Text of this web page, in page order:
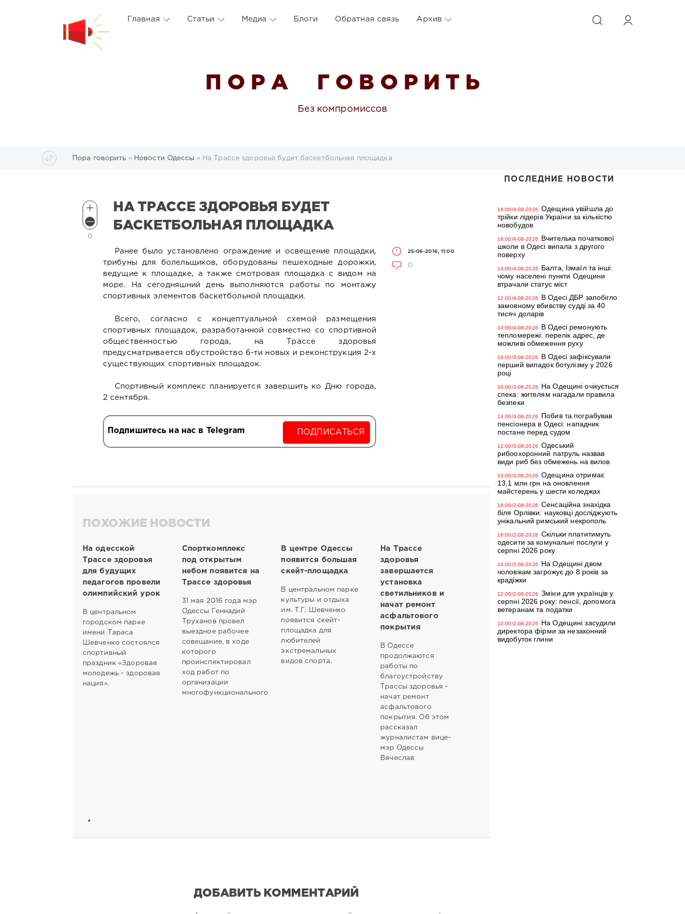
ИСКАТЬ
Главная Статьи Медиа Блоги Обратная связь Архив
П О Р А Г О В О Р И Т Ь
Без компромиссов
Пора говорить » Новости Одессы » На Трассе здоровья будет баскетбольная площадка
НА ТРАССЕ ЗДОРОВЬЯ БУДЕТ
БАСКЕТБОЛЬНАЯ ПЛОЩАДКА
25-06-2016, 11:00
0
0
Ранее было установлено ограждение и освещение площадки,
трибуны для болельщиков, оборудованы пешеходные дорожки,
ведущие к площадке, а также смотровая площадка с видом на
море. На сегодняшний день выполняются работы по монтажу
спортивных элементов баскетбольной площадки.
Всего, согласно с концептуальной схемой размещения
спортивных площадок, разработанной совместно со спортивной
общественностью города, на Трассе здоровья
предусматривается обустройство 6-ти новых и реконструкция 2-х
существующих спортивных площадок.
Спортивный комплекс планируется завершить ко Дню города,
2 сентября.
Подпишитесь на нас в Telegram ПОДПИСАТЬСЯ
ПОХОЖИЕ НОВОСТИ
На одесской
Трассе здоровья
для будущих
педагогов провели
олимпийский урок
В центральном
городском парке
имени Тараса
Шевченко состоялся
спортивный
праздник «Здоровая
молодежь - здоровая
нация».
Спорткомплекс
под открытым
небом появится на
Трассе здоровья
31 мая 2016 года мэр
Одессы Геннадий
Труханов провел
выездное рабочее
совещание, в ходе
которого
проинспектировал
ход работ по
организации
многофункционального
В центре Одессы
появится большая
скейт-площадка
В центральном парке
культуры и отдыха
им. Т.Г. Шевченко
появится скейт-
площадка для
любителей
экстремальных
видов спорта.
На Трассе
здоровья
завершается
установка
светильников и
начат ремонт
асфальтового
покрытия
В Одессе
продолжаются
работы по
благоустройству
Трассы здоровья -
начат ремонт
асфальтового
покрытия. Об этом
рассказал
журналистам вице-
мэр Одессы
Вячеслав
ДОБАВИТЬ КОММЕНТАРИЙ
ПОСЛЕДНИЕ НОВОСТИ
18:00/4-08-2026
Одещина увійшла до
трійки лідерів України за кількістю
новобудов
16:00/4-08-2026
Вчителька початкової
школи в Одесі випала з другого
поверху
14:00/4-08-2026
Балта, Ізмаїл та інші:
чому населені пункти Одещини
втрачали статус міст
12:00/4-08-2026
В Одесі ДБР запобігло
замовному вбивству судді за 40
тисяч доларів
10:00/4-08-2026
В Одесі ремонують
тепломережі: перелік адрес, де
можливі обмеження руху
18:00/3-08-2026
В Одесі зафіксували
перший випадок ботулізму у 2026
році
16:00/3-08-2026
На Одещині очікується
спека: жителям нагадали правила
безпеки
14:00/3-08-2026
Побив та пограбував
пенсіонера в Одесі: нападник
постане перед судом
12:00/3-08-2026
Одеський
рибоохоронний патруль назвав
види риб без обмежень на вилов
10:00/3-08-2026
Одещина отримає
13,1 млн грн на оновлення
майстерень у шести коледжах
18:00/2-08-2026
Сенсаційна знахідка
біля Орлівки: науковці досліджують
унікальний римський некрополь
16:00/2-08-2026
Скільки платитимуть
одесити за комунальні послуги у
серпні 2026 року
14:00/2-08-2026
На Одещині двом
чоловікам загрожує до 8 років за
крадіжки
12:00/2-08-2026
Зміни для українців у
серпні 2026 року: пенсії, допомога
ветеранам та податки
10:00/2-08-2026
На Одещині засудили
директора фірми за незаконний
видобуток глини